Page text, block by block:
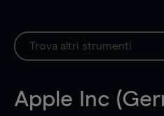
Apple Inc